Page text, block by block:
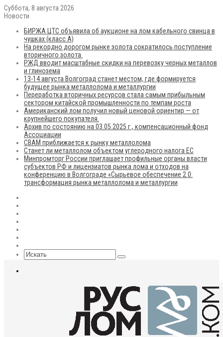
Суббота, 8 августа 2026
Новости
БИРЖА ЦТС объявила об аукционе на лом кабельного свинца в
чушках (класс А)
На рекордно дорогом рынке золота сократилось поступление
вторичного золота.
РЖД вводит масштабные скидки на перевозку черных металлов
и глинозема
13-14 августа Волгоград станет местом, где формируется
будущее рынка металлолома и металлургии
Переработка вторичных ресурсов стала самым прибыльным
сектором китайской промышленности по темпам роста
Американский лом получил новый ценовой ориентир — от
крупнейшего покупателя.
Архив по состоянию на 03.05.2025 г., компенсационный фонд
Ассоциации
CBAM приближается к рынку металлолома
Станет ли металлолом объектом углеродного налога ЕС
Минпромторг России приглашает профильные органы власти
субъектов РФ и лицензиатов рынка лома и отходов на
конференцию в Волгограде «Сырьевое обеспечение 2.0:
трансформация рынка металлолома и металлургии
Искать